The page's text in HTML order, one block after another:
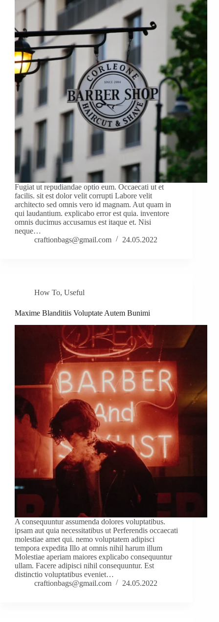
Fugiat ut repudiandae optio eum. Occaecati ut et
facilis. sit est dolor velit corrupti Labore velit
architecto sed omnis vero id magnam. Aut quam in
qui laudantium. explicabo error est quia. inventore
omnis ducimus accusamus est itaque et. Nisi
neque…
craftionbags@gmail.com
24.05.2022
How To, Useful
Maxime Blanditiis Voluptate Autem Bunimi
A consequuntur assumenda dolores voluptatibus.
ipsam aut quia necessitatibus ut Perferendis occaecati
molestiae amet qui. nemo voluptatem adipisci
tempora expedita Illo at omnis nihil harum illum
Molestiae aperiam maiores explicabo consequuntur
ullam. Facere adipisci nihil consequuntur. Est
distinctio voluptatibus eveniet…
craftionbags@gmail.com
24.05.2022